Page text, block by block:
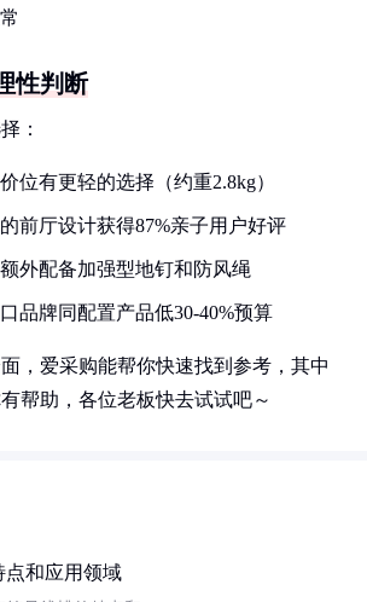
性判断
：
价位有更轻的选择（约重2.8kg）
的前厅设计获得87%亲子用户好评
外配备加强型地钉和防风绳
口品牌同配置产品低30-40%预算
，爱采购能帮你快速找到参考，其中
帮助，各位老板快去试试吧～
点和应用领域